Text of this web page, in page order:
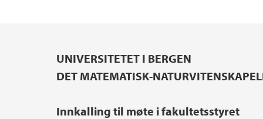
Etter- og videreutdanning
Pedagogisk akademi
Hovedinnhold
UNIVERSITETET I BERGEN
DET MATEMATISK-
Innkalling til møte i fakultetsstyret